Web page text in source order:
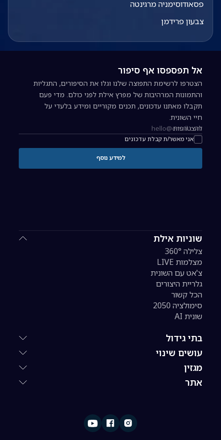
פסאודוסימניה מרגינטה
צבעון פרידמן
שוניות אילת
צלילה 360°
מצלמות LIVE
צ'אט עם השונית
גלריית היצורים
הכל קשור
סימולציה 2050
שונית AI
בתי גידול
עושים שינוי
מגזין
אתר
אל תפספסו אף סיפור
הצטרפו לרשימת התפוצה שלנו וגלו את הסיפורים, התגליות
והתמונות המרהיבות של מפרץ אילת לפני כולם. מדי פעם
תקבלו מאתנו עדכונים, תכנים מקוריים ומידע בלעדי על
חיי השונית.
כתובת אימייל להרשמה לניוזלטר
אני מאשר/ת קבלת עדכונים
להצטרפות
למידע נוסף